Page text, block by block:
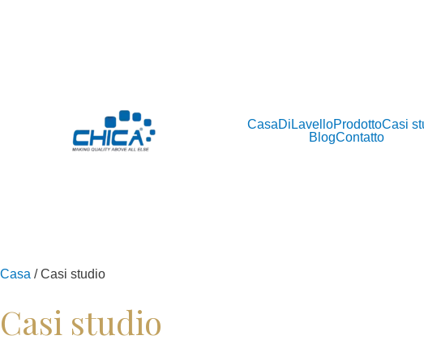
CasaDi LavelloProdottoCasi
BlogContatto
Casa / Casi studio
Casi studio